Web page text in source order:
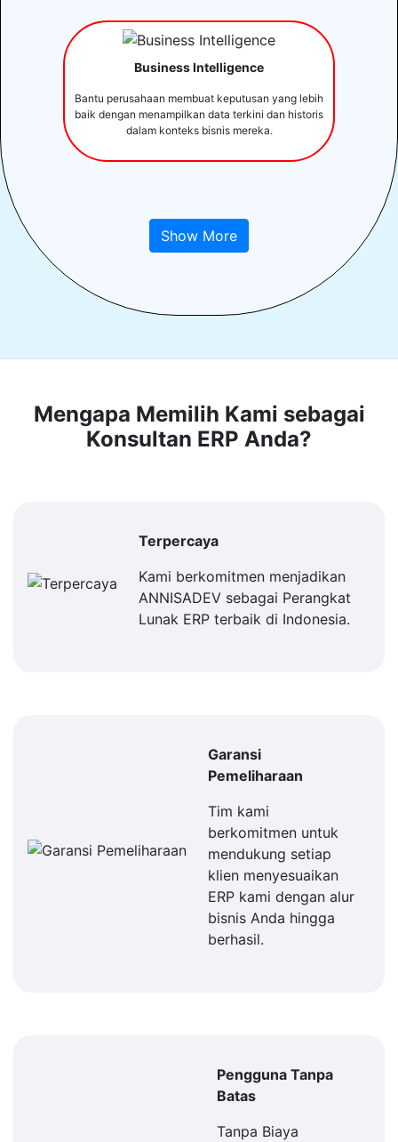
Business Intelligence
Bantu perusahaan membuat keputusan yang lebih
baik dengan menampilkan data terkini dan historis
dalam konteks bisnis mereka.
Show More
Mengapa Memilih Kami sebagai
Konsultan ERP Anda?
Terpercaya
Kami berkomitmen menjadikan
ANNISADEV sebagai Perangkat
Lunak ERP terbaik di Indonesia.
Garansi
Pemeliharaan
Tim kami
berkomitmen untuk
mendukung setiap
klien menyesuaikan
ERP kami dengan alur
bisnis Anda hingga
berhasil.
Pengguna Tanpa
Batas
Tanpa Biaya